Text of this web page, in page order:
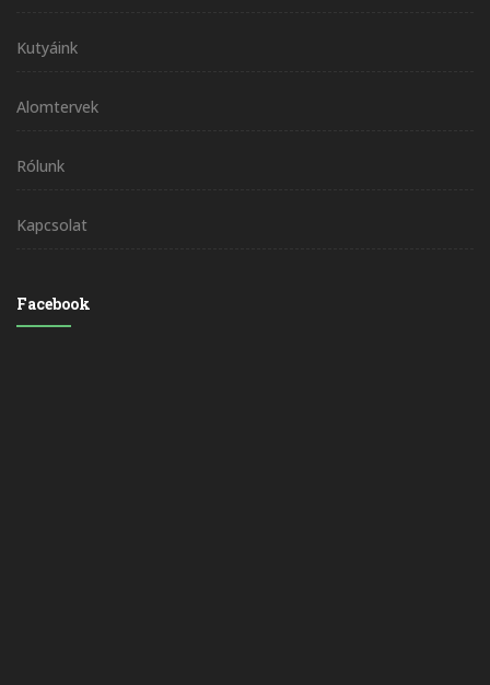
Kutyáink
Alomtervek
Rólunk
Kapcsolat
Facebook